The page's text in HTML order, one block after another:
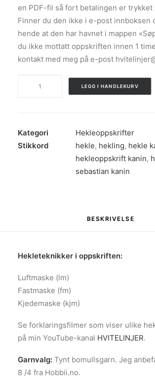
en PDF-fil så fort betalingen er trykket
Finner du den ikke i e-post innboksen
hende at den har havnet i mappen
du ikke mottatt oppskriften innen 1
kontakt med meg på e-post
antall
LEGG I HANDLEKURV
Kategori
Hekleoppskrifter
Stikkord
hekle, hekling, hekle
hekleoppskrift kanin,
sebastian kanin
BESKRIVELSE
Hekleteknikker i oppskriften:
Luftmaske (lm)
Fastmaske (fm)
Kjedemaske (kjm)
Se forklaringsfilmer som viser ulike
på min YouTube-kanal HVITELINJER.
Garnvalg: Tynt bomullsgarn. Jeg
8 /4 fra Hobbii.no.